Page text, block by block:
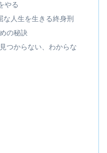
やる
人生を生きる終身刑
の秘訣
つからない、わからな